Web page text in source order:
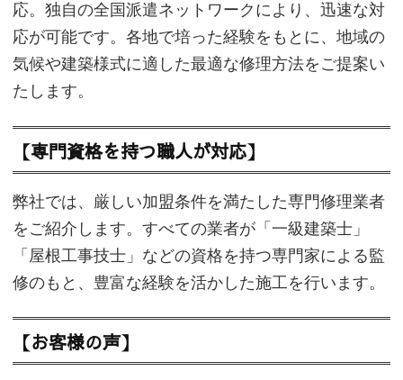
応。独自の全国派遣ネットワークにより、迅速な対
応が可能です。各地で培った経験をもとに、地域の
気候や建築様式に適した最適な修理方法をご提案い
たします。
【専門資格を持つ職人が対応】
弊社では、厳しい加盟条件を満たした専門修理業者
をご紹介します。すべての業者が「一級建築士」
「屋根工事技士」などの資格を持つ専門家による監
修のもと、豊富な経験を活かした施工を行います。
【お客様の声】